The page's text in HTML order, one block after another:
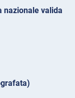
nazionale valida